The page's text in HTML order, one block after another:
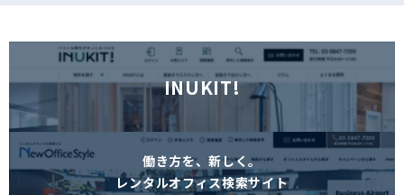
INUKIT!
働き方を、新しく。
レンタルオフィス検索サイト